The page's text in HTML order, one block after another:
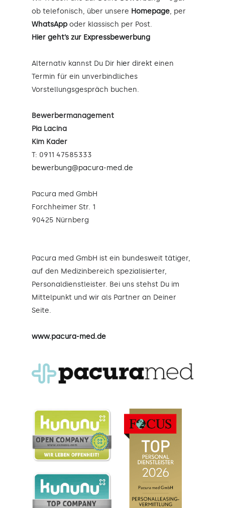
ob telefonisch, über unsere Homepage, per
WhatsApp oder klassisch per Post.
Hier geht’s zur Expressbewerbung
Alternativ kannst Du Dir hier direkt einen
Termin für ein unverbindliches
Vorstellungsgespräch buchen.
Bewerbermanagement
Pia Lacina
Kim Kader
T: 0911 47585333
bewerbung@pacura-med.de
Pacura med GmbH
Forchheimer Str. 1
90425 Nürnberg
Pacura med GmbH ist ein bundesweit tätiger,
auf den Medizinbereich spezialisierter,
Personaldienstleister. Bei uns stehst Du im
Mittelpunkt und wir als Partner an Deiner
Seite.
www.pacura-med.de